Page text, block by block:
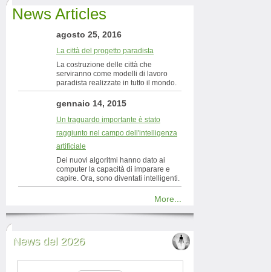
News Articles
agosto 25, 2016
La città del progetto paradista
La costruzione delle città che
serviranno come modelli di lavoro
paradista realizzate in tutto il mondo.
gennaio 14, 2015
Un traguardo importante è stato
raggiunto nel campo dell'intelligenza
artificiale
Dei nuovi algoritmi hanno dato ai
computer la capacità di imparare e
capire. Ora, sono diventati intelligenti.
More...
News del 2026